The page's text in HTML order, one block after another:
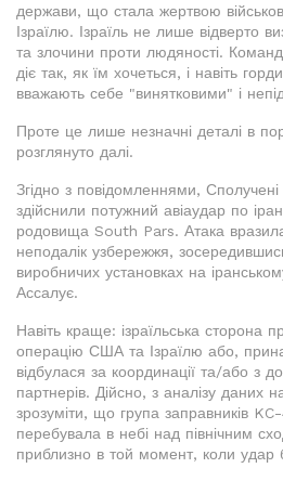
держави, що стала жертвою
Ізраїлю. Ізраїль не лише відверто
та злочини проти людяності.
діє так, як їм хочеться, і навіть
вважають себе "винятковими" і
Проте це лише незначні деталі в
розглянуто далі.
Згідно з повідомленнями, Сполучені
здійснили потужний авіаудар по
родовища South Pars. Атака вразила
неподалік узбережжя,
виробничих установках на
Ассалує.
Навіть краще: ізраїльська сторона
операцію США та Ізраїлю або,
відбулася за координації та/або з
партнерів. Дійсно, з аналізу
зрозуміти, що група заправників
перебувала в небі над північним
приблизно в той момент, коли удар